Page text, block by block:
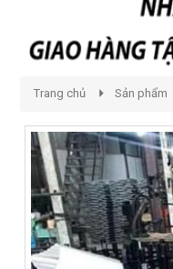
Trang chủ Sản phẩm